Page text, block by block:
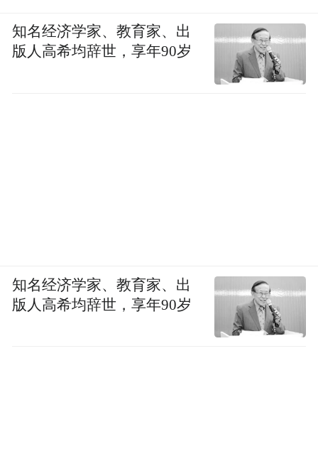
知名经济学家、教育家、出
版人高希均辞世，享年90岁
知名经济学家、教育家、出
版人高希均辞世，享年90岁